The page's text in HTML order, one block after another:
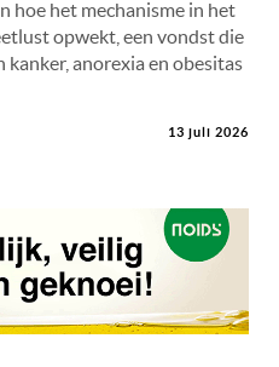
hoe het mechanisme in het
opwekt, een vondst die
anorexia en obesitas
13 juli 2026